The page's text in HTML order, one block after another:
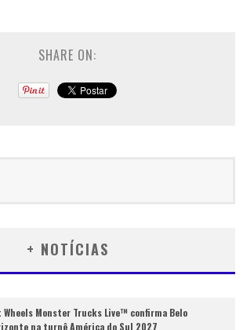
SHARE ON:
+ NOTÍCIAS
Wheels Monster Trucks Live™ confirma Belo
na turnê América do Sul 2027